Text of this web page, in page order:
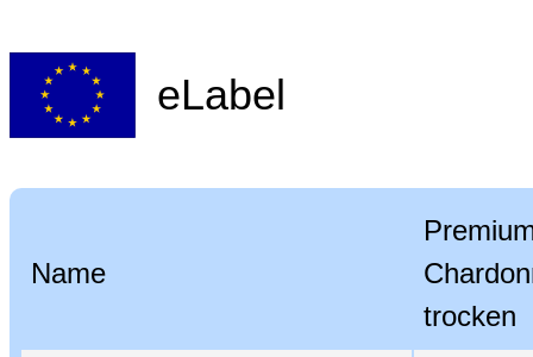
eLabel
Name
trocken